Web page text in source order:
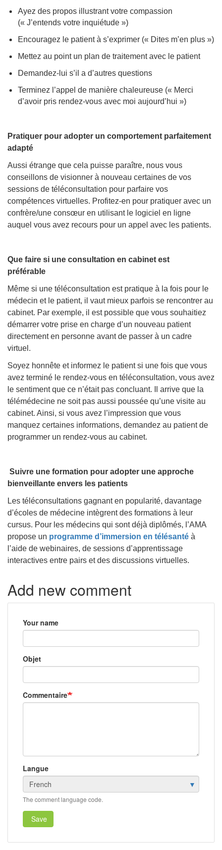
Ayez des propos illustrant votre compassion
(« J’entends votre inquiétude »)
Encouragez le patient à s’exprimer (« Dites m’en plus »)
Mettez au point un plan de traitement avec le patient
Demandez-lui s’il a d’autres questions
Terminez l’appel de manière chaleureuse (« Merci
d’avoir pris rendez-vous avec moi aujourd’hui »)
Pratiquer pour adopter un comportement parfaitement
adapté
Aussi étrange que cela puisse paraître, nous vous
conseillons de visionner à nouveau certaines de vos
sessions de téléconsultation pour parfaire vos
compétences virtuelles. Profitez-en pour pratiquer avec un
confrère/une consœur en utilisant le logiciel en ligne
auquel vous avez recours pour un appel avec les patients.
Que faire si une consultation en cabinet est
préférable
Même si une téléconsultation est pratique à la fois pour le
médecin et le patient, il vaut mieux parfois se rencontrer au
cabinet. Par exemple, il est possible que vous souhaitiez
démarrer votre prise en charge d’un nouveau patient
directement en personne avant de passer à un cadre
virtuel.
Soyez honnête et informez le patient si une fois que vous
avez terminé le rendez-vous en téléconsultation, vous avez
le sentiment que ce n’était pas concluant. Il arrive que la
télémédecine ne soit pas aussi poussée qu’une visite au
cabinet. Ainsi, si vous avez l’impression que vous
manquez certaines informations, demandez au patient de
programmer un rendez-vous au cabinet.
Suivre une formation pour adopter une approche
bienveillante envers les patients
Les téléconsultations gagnant en popularité, davantage
d’écoles de médecine intègrent des formations à leur
cursus. Pour les médecins qui sont déjà diplômés, l’AMA
propose un programme d’immersion en télésanté à
l’aide de webinaires, de sessions d’apprentissage
interactives entre pairs et des discussions virtuelles.
Add new comment
Your name
Objet
Commentaire
Langue
The comment language code.
Save